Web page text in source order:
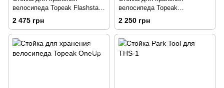
велосипеда Topeak Flashstand
RX
2 475 грн
велосипеда Topeak
FlashStand
2 250 грн